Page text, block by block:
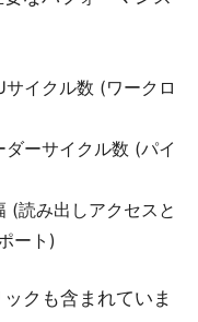
イクル数 (ワークロ
ーサイクル数 (パイ
(読み出しアクセスと
ート)
クも含まれていま